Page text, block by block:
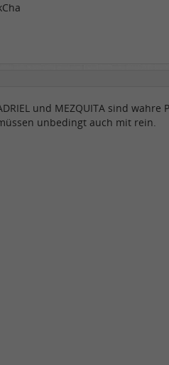
und MEZQUITA sind
unbedingt auch mit rein.